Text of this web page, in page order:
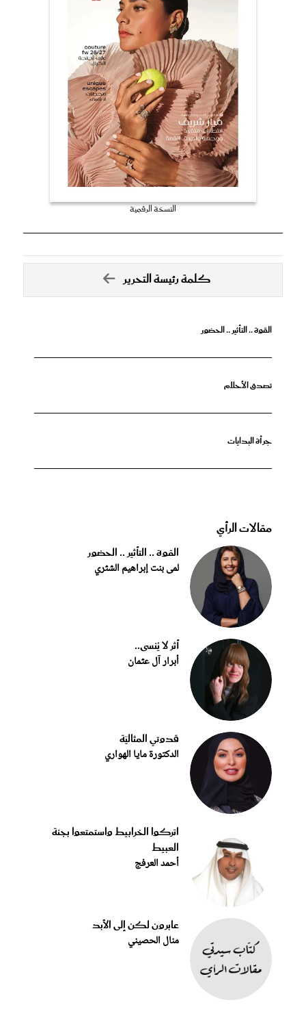
النسخة الرقمية
كلمة رئيسة التحرير
القوة .. التأثير .. الحضور
تصدق الأحلام
جرأة البدايات
مقالات الرأي
القوة .. التأثير .. الحضور
لمى بنت إبراهيم الشثري
أثر لا يُنسى..
أبرار آل عثمان
قدوتي المثاليّة
الدكتورة مايا الهواري
اتركوا الخرابيط واستمتعوا بجنة
العبيط
أحمد العرفج
عابرون لكن إلى الأبد
منال الحصيني